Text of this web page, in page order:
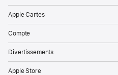
Apple Cartes
Compte
Divertissements
Apple Store